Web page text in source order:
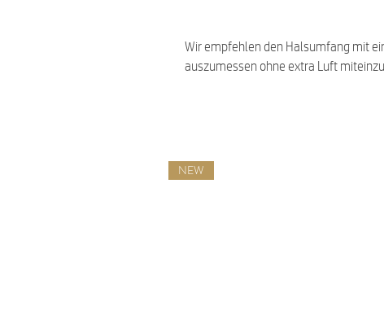
Wir empfehlen den Halsumfang mit
auszumessen ohne extra Luft
NEW